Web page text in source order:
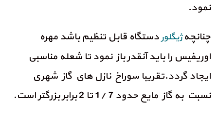
نمود.
چنانچهژیگلوردستگاه قابل تنظيم باشد مهره
اوريفيس را بايد آنقدر باز نمود تا شعله مناسبي
ايجاد گردد.تقريبا سوراخ نازل هاي گاز شهري
نسبت به گاز مايع حدود 7 /1 تا 2 برابر بزرگتر است.